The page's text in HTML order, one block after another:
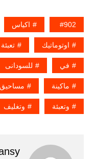
902 اكياس
اوتوماتيك تعبئة
في للسودانى
ماكينة مساحيق
وتعبئة وتغليف